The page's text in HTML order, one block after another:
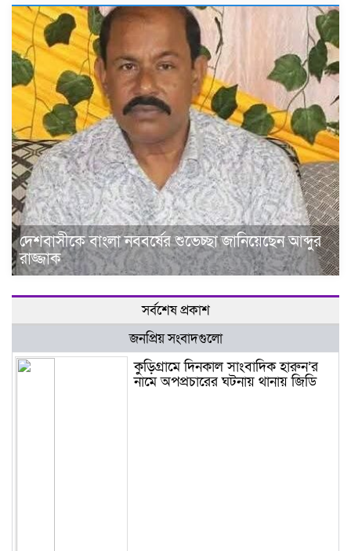
দেশবাসীকে বাংলা নববর্ষের শুভেচ্ছা জানিয়েছেন আব্দুর
রাজ্জাক
সর্বশেষ প্রকাশ
জনপ্রিয় সংবাদগুলো
কুড়িগ্রামে দিনকাল সাংবাদিক হারুন’র
নামে অপপ্রচারের ঘটনায় থানায় জিডি